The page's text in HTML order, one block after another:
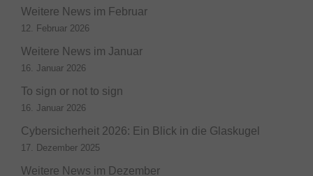
Weitere News im Februar
12. Februar 2026
Weitere News im Januar
16. Januar 2026
To sign or not to sign
16. Januar 2026
Cybersicherheit 2026: Ein Blick in die Glaskugel
17. Dezember 2025
Weitere News im Dezember